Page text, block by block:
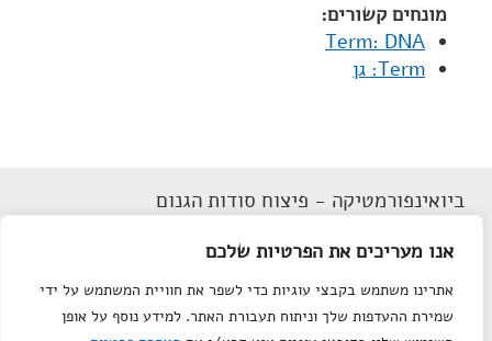
אנו מעריכים את הפרטיות שלכם
אתרינו משתמש בקבצי עוגיות כדי לשפר את חוויית המשתמש על ידי
שמירת ההעדפות שלך וניתוח תעבורת האתר. למידע נוסף על אופן
מונחים קשורים:
Term: DNA
Term: גן
ביואינפורמטיקה - פיצוח סודות הגנום
הצהרת נגישות
מפת אתר